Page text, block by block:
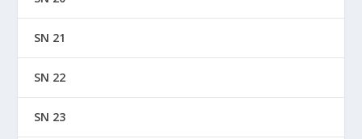
SN 21
SN 22
SN 23